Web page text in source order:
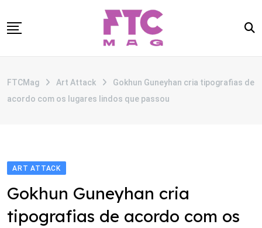
to
CATEGORIAS
FTCMag Art Attack
Gokhun Guneyhan cria tipografias de
acordo com os lugares lindos que passou
ART ATTACK
Gokhun Guneyhan cria
tipografias de acordo com os